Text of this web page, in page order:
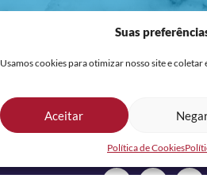
Suas
Usamos cookies para otimizar nosso site e coletar
Aceitar
Política de Cookies
REDES SOCIAIS